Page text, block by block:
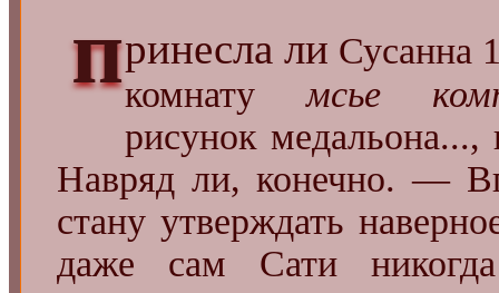
принесла ли Сусанна
комнатумсье
рисунок медальона...,
Навряд ли, конечно. —
стану утверждать
даже сам Сати